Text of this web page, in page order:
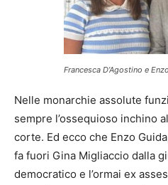
Francesca D’Agostino e
Nelle monarchie assolute
sempre l’ossequioso inchino
corte. Ed ecco che Enzo
fa fuori Gina Migliaccio dalla
democratico e l’ormai ex